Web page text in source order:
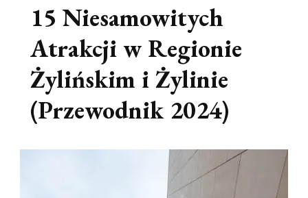
15 Niesamowitych
Atrakcji w Regionie
Żylińskim i Żylinie
(Przewodnik 2024)